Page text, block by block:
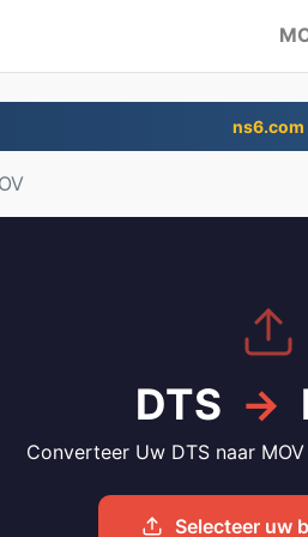
ns6.com
DTS →
Converteer Uw DTS naar
Selecteer uw